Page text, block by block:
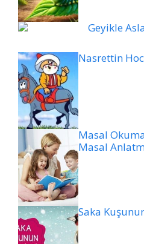
Geyikle
Nasrettin
Masal
Masal
Saka